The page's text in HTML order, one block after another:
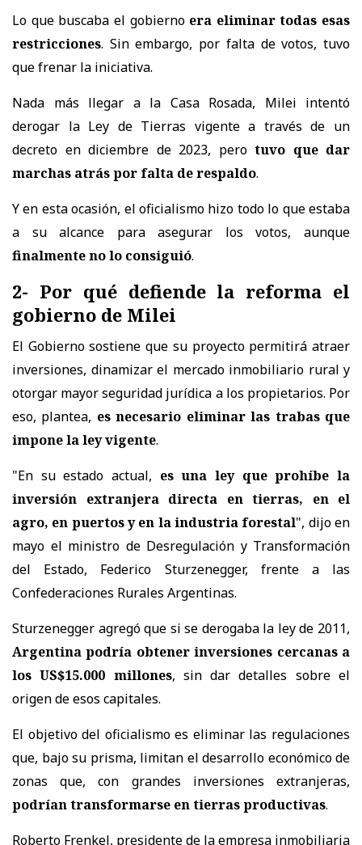
Lo que buscaba el gobierno era eliminar todas esas
restricciones. Sin embargo, por falta de votos, tuvo
que frenar la iniciativa.
Nada más llegar a la Casa Rosada, Milei intentó
derogar la Ley de Tierras vigente a través de un
decreto en diciembre de 2023, pero tuvo que dar
marchas atrás por falta de respaldo.
Y en esta ocasión, el oficialismo hizo todo lo que estaba
a su alcance para asegurar los votos, aunque
finalmente no lo consiguió.
2- Por qué defiende la reforma el
gobierno de Milei
El Gobierno sostiene que su proyecto permitirá atraer
inversiones, dinamizar el mercado inmobiliario rural y
otorgar mayor seguridad jurídica a los propietarios. Por
eso, plantea, es necesario eliminar las trabas que
impone la ley vigente.
"En su estado actual, es una ley que prohíbe la
inversión extranjera directa en tierras, en el
agro, en puertos y en la industria forestal", dijo en
mayo el ministro de Desregulación y Transformación
del Estado, Federico Sturzenegger, frente a las
Confederaciones Rurales Argentinas.
Sturzenegger agregó que si se derogaba la ley de 2011,
Argentina podría obtener inversiones cercanas a
los US$15.000 millones, sin dar detalles sobre el
origen de esos capitales.
El objetivo del oficialismo es eliminar las regulaciones
que, bajo su prisma, limitan el desarrollo económico de
zonas que, con grandes inversiones extranjeras,
podrían transformarse en tierras productivas.
Roberto Frenkel, presidente de la empresa inmobiliaria